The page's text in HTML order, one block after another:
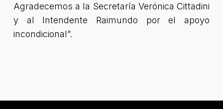
Agradecemos a la Secretaría Verónica Cittadini
y al Intendente Raimundo por el apoyo
incondicional”.